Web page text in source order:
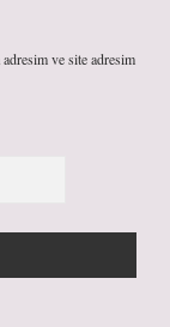
ve site adresim